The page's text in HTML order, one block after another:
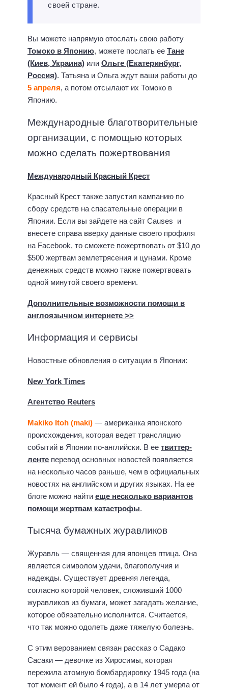
своей стране.
Вы можете напрямую отослать свою работу
Томоко в Японию, можете послать ее Тане
(Киев, Украина) или Ольге (Екатеринбург,
Россия). Татьяна и Ольга ждут ваши работы до
5 апреля, а потом отсылают их Томоко в
Японию.
Международные благотворительные
организации, с помощью которых
можно сделать пожертвования
Международный Красный Крест
Красный Крест также запустил кампанию по
сбору средств на спасательные операции в
Японии. Если вы зайдете на сайт Causes и
внесете справа вверху данные своего профиля
на Facebook, то сможете пожертвовать от $10 до
$500 жертвам землетрясения и цунами. Кроме
денежных средств можно также пожертвовать
одной минутой своего времени.
Дополнительные возможности помощи в
англоязычном интернете >>
Информация и сервисы
Новостные обновления о ситуации в Японии:
New York Times
Агентство Reuters
Makiko Itoh (maki) — американка японского
происхождения, которая ведет трансляцию
событий в Японии по-английски. В ее твиттер-
ленте перевод основных новостей появляется
на несколько часов раньше, чем в официальных
новостях на английском и других языках. На ее
блоге можно найти еще несколько вариантов
помощи жертвам катастрофы.
Тысяча бумажных журавликов
Журавль — священная для японцев птица. Она
является символом удачи, благополучия и
надежды. Существует древняя легенда,
согласно которой человек, сложивший 1000
журавликов из бумаги, может загадать желание,
которое обязательно исполнится. Считается,
что так можно одолеть даже тяжелую болезнь.
С этим верованием связан рассказ о Садако
Сасаки — девочке из Хиросимы, которая
пережила атомную бомбардировку 1945 года (на
тот момент ей было 4 года), а в 14 лет умерла от